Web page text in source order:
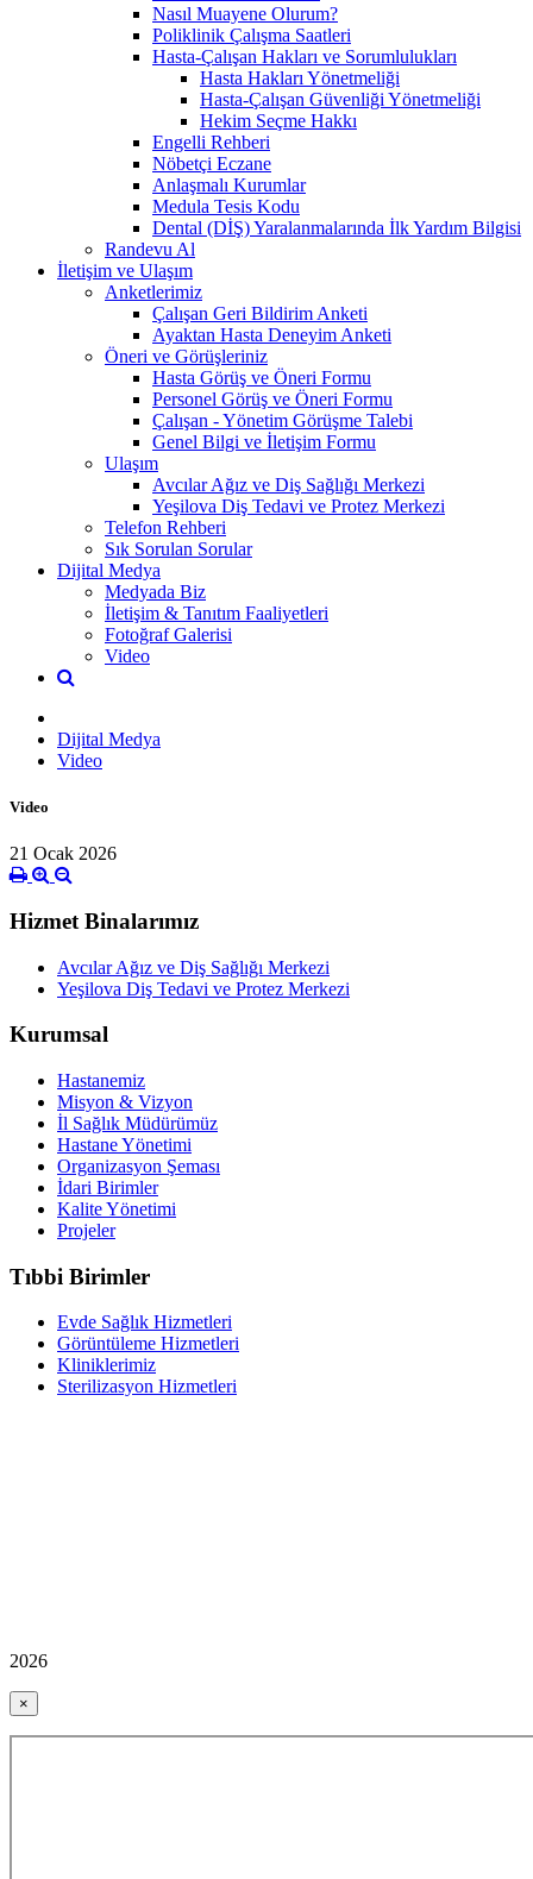
Nasıl Muayene Olurum?
Poliklinik Çalışma Saatleri
Hasta-Çalışan Hakları ve Sorumlulukları
Hasta Hakları Yönetmeliği
Hasta-Çalışan Güvenliği Yönetmeliği
Hekim Seçme Hakkı
Engelli Rehberi
Nöbetçi Eczane
Anlaşmalı Kurumlar
Medula Tesis Kodu
Dental (DİŞ) Yaralanmalarında İlk Yardım Bilgisi
Randevu Al
İletişim ve Ulaşım
Anketlerimiz
Çalışan Geri Bildirim Anketi
Ayaktan Hasta Deneyim Anketi
Öneri ve Görüşleriniz
Hasta Görüş ve Öneri Formu
Personel Görüş ve Öneri Formu
Çalışan - Yönetim Görüşme Talebi
Genel Bilgi ve İletişim Formu
Ulaşım
Avcılar Ağız ve Diş Sağlığı Merkezi
Yeşilova Diş Tedavi ve Protez Merkezi
Telefon Rehberi
Sık Sorulan Sorular
Dijital Medya
Medyada Biz
İletişim & Tanıtım Faaliyetleri
Fotoğraf Galerisi
Video
Dijital Medya
Video
Video
21 Ocak 2026
Hizmet Binalarımız
Avcılar Ağız ve Diş Sağlığı Merkezi
Yeşilova Diş Tedavi ve Protez Merkezi
Kurumsal
Hastanemiz
Misyon & Vizyon
İl Sağlık Müdürümüz
Hastane Yönetimi
Organizasyon Şeması
İdari Birimler
Kalite Yönetimi
Projeler
Tıbbi Birimler
Evde Sağlık Hizmetleri
Görüntüleme Hizmetleri
Kliniklerimiz
Sterilizasyon Hizmetleri
2026
×